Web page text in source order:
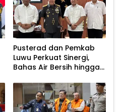
Pusterad dan Pemkab
Luwu Perkuat Sinergi,
Bahas Air Bersih hingga
Pascabencana